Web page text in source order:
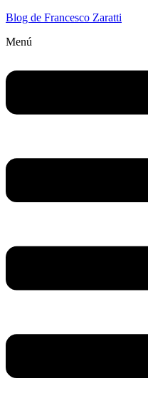
Blog de Francesco Zaratti
Menú